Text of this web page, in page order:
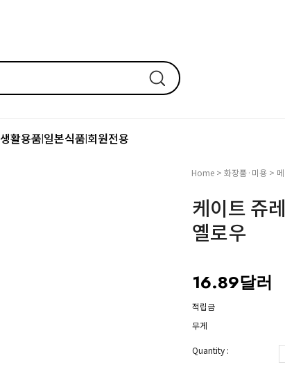
생활용품|일본식품|회원전용
Home > 화장품·미용 >
케이트 쥬
옐로우
16.89달러
적립금
무게
Quantity :